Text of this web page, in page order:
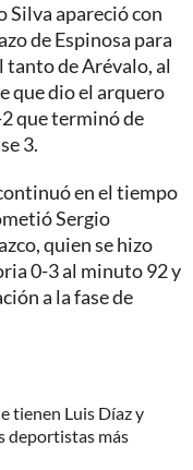
Silva apareció con
de Espinosa para
tanto de Arévalo, al
que dio el arquero
que terminó de
3.
en el tiempo
Sergio
quien se hizo
0-3 al minuto 92 y
a la fase de
tienen Luis Díaz y
deportistas más